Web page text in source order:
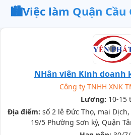
🏙️Việc làm Quận Cầu
NHân viên Kinh doanh
Công ty TNHH XNK
Lương: 10-15
Địa điểm: số 2 lê Đức Thọ, mai Dịch,
19/5 Phường Sơn kỳ, Quận